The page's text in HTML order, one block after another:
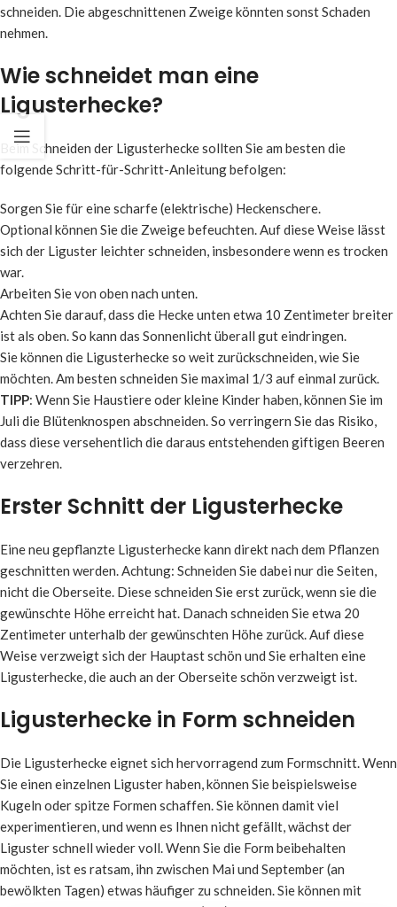
schneiden. Die abgeschnittenen Zweige könnten sonst Schaden
nehmen.
Wie schneidet man eine
Ligusterhecke?
Beim Schneiden der Ligusterhecke sollten Sie am besten die
folgende Schritt-für-Schritt-Anleitung befolgen:
Sorgen Sie für eine scharfe (elektrische) Heckenschere.
Optional können Sie die Zweige befeuchten. Auf diese Weise lässt
sich der Liguster leichter schneiden, insbesondere wenn es trocken
war.
Arbeiten Sie von oben nach unten.
Achten Sie darauf, dass die Hecke unten etwa 10 Zentimeter breiter
ist als oben. So kann das Sonnenlicht überall gut eindringen.
Sie können die Ligusterhecke so weit zurückschneiden, wie Sie
möchten. Am besten schneiden Sie maximal 1/3 auf einmal zurück.
TIPP: Wenn Sie Haustiere oder kleine Kinder haben, können Sie im
Juli die Blütenknospen abschneiden. So verringern Sie das Risiko,
dass diese versehentlich die daraus entstehenden giftigen Beeren
verzehren.
Erster Schnitt der Ligusterhecke
Eine neu gepflanzte Ligusterhecke kann direkt nach dem Pflanzen
geschnitten werden. Achtung: Schneiden Sie dabei nur die Seiten,
nicht die Oberseite. Diese schneiden Sie erst zurück, wenn sie die
gewünschte Höhe erreicht hat. Danach schneiden Sie etwa 20
Zentimeter unterhalb der gewünschten Höhe zurück. Auf diese
Weise verzweigt sich der Hauptast schön und Sie erhalten eine
Ligusterhecke, die auch an der Oberseite schön verzweigt ist.
Ligusterhecke in Form schneiden
Die Ligusterhecke eignet sich hervorragend zum Formschnitt. Wenn
Sie einen einzelnen Liguster haben, können Sie beispielsweise
Kugeln oder spitze Formen schaffen. Sie können damit viel
experimentieren, und wenn es Ihnen nicht gefällt, wächst der
Liguster schnell wieder voll. Wenn Sie die Form beibehalten
möchten, ist es ratsam, ihn zwischen Mai und September (an
bewölkten Tagen) etwas häufiger zu schneiden. Sie können mit